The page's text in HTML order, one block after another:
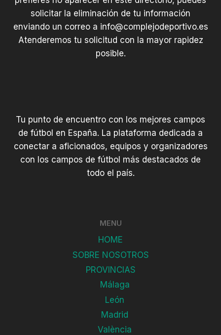
solicitar la eliminación de tu información
enviando un correo a info@complejodeportivo.es
Atenderemos tu solicitud con la mayor rapidez
posible.
Tu punto de encuentro con los mejores campos
de fútbol en España. La plataforma dedicada a
conectar a aficionados, equipos y organizadores
con los campos de fútbol más destacados de
todo el país.
MENU
HOME
SOBRE NOSOTROS
PROVINCIAS
Málaga
León
Madrid
València